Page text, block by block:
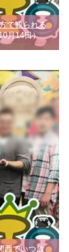
で観られる
月14日）
西でいつ放